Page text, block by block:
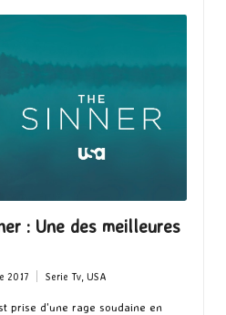
: Une des meilleures
2017
Posted
in
Serie Tv, USA
prise d'une rage soudaine en